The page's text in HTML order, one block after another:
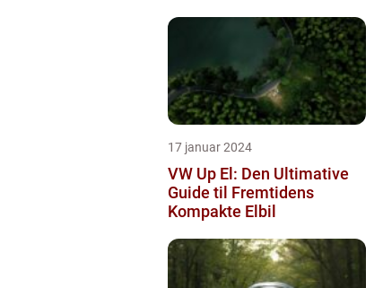
17 januar 2024
VW Up El: Den Ultimative
Guide til Fremtidens
Kompakte Elbil